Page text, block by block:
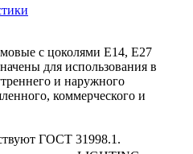
с цоколями Е14, Е27
для использования в
и наружного
коммерческого и
ГОСТ 31998.1.